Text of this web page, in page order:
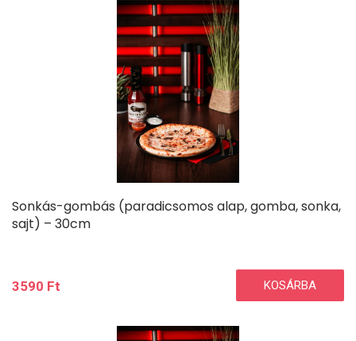
Sonkás-gombás (paradicsomos alap, gomba, sonka,
sajt) – 30cm
3590 Ft KOSÁRBA